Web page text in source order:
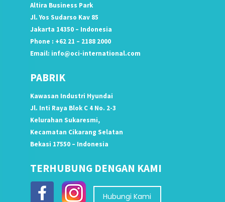
Altira Business Park
Jl. Yos Sudarso Kav 85
Jakarta 14350 – Indonesia
Phone : +62 21 – 2188 2000
Email: info@oci-international.com
PABRIK
Kawasan Industri Hyundai
Jl. Inti Raya Blok C 4 No. 2-3
Kelurahan Sukaresmi,
Kecamatan Cikarang Selatan
Bekasi 17550 – Indonesia
TERHUBUNG DENGAN KAMI
Hubungi Kami